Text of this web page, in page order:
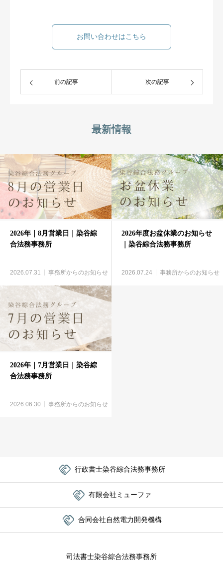
お問い合わせはこちら
前の記事 次の記事
最新情報
2026年｜8月営業日｜染谷綜
合法務事務所
2026.07.31 事務所からのお知らせ
2026年度お盆休業のお知らせ
｜染谷綜合法務事務所
2026.07.24 事務所からのお知らせ
2026年｜7月営業日｜染谷綜
合法務事務所
2026.06.30 事務所からのお知らせ
 行政書士染谷綜合法務事務所
 有限会社ミューファ
 合同会社自然電力開発機構
司法書士染谷綜合法務事務所